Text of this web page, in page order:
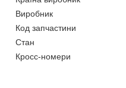
Виробник
Код запчастини
Стан
Кросс-номери